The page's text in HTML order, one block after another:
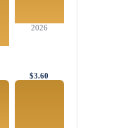
2026
$3.60